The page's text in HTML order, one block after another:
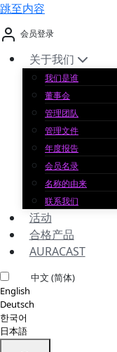
跳至内容
会员登录
关于我们
我们是谁
董事会
管理团队
管理文件
年度报告
会员名录
名称的由来
联系我们
活动
合格产品
AURACAST
中文 (简体)
English
Deutsch
한국어
日本語